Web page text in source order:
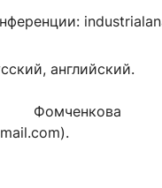
английский.